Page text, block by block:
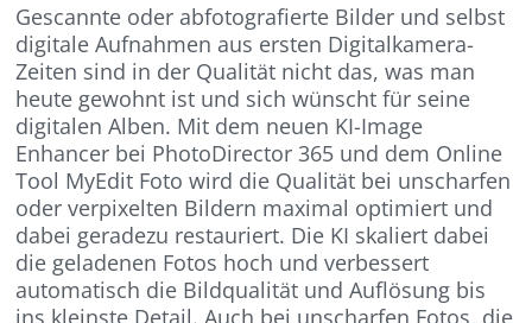
Gescannte oder abfotografierte Bilder und selbst
digitale Aufnahmen aus ersten Digitalkamera-
Zeiten sind in der Qualität nicht das, was man
heute gewohnt ist und sich wünscht für seine
digitalen Alben. Mit dem neuen KI-Image
Enhancer bei PhotoDirector 365 und dem Online
Tool MyEdit Foto wird die Qualität bei unscharfen
oder verpixelten Bildern maximal optimiert und
dabei geradezu restauriert. Die KI skaliert dabei
die geladenen Fotos hoch und verbessert
automatisch die Bildqualität und Auflösung bis
ins kleinste Detail. Auch bei unscharfen Fotos, die